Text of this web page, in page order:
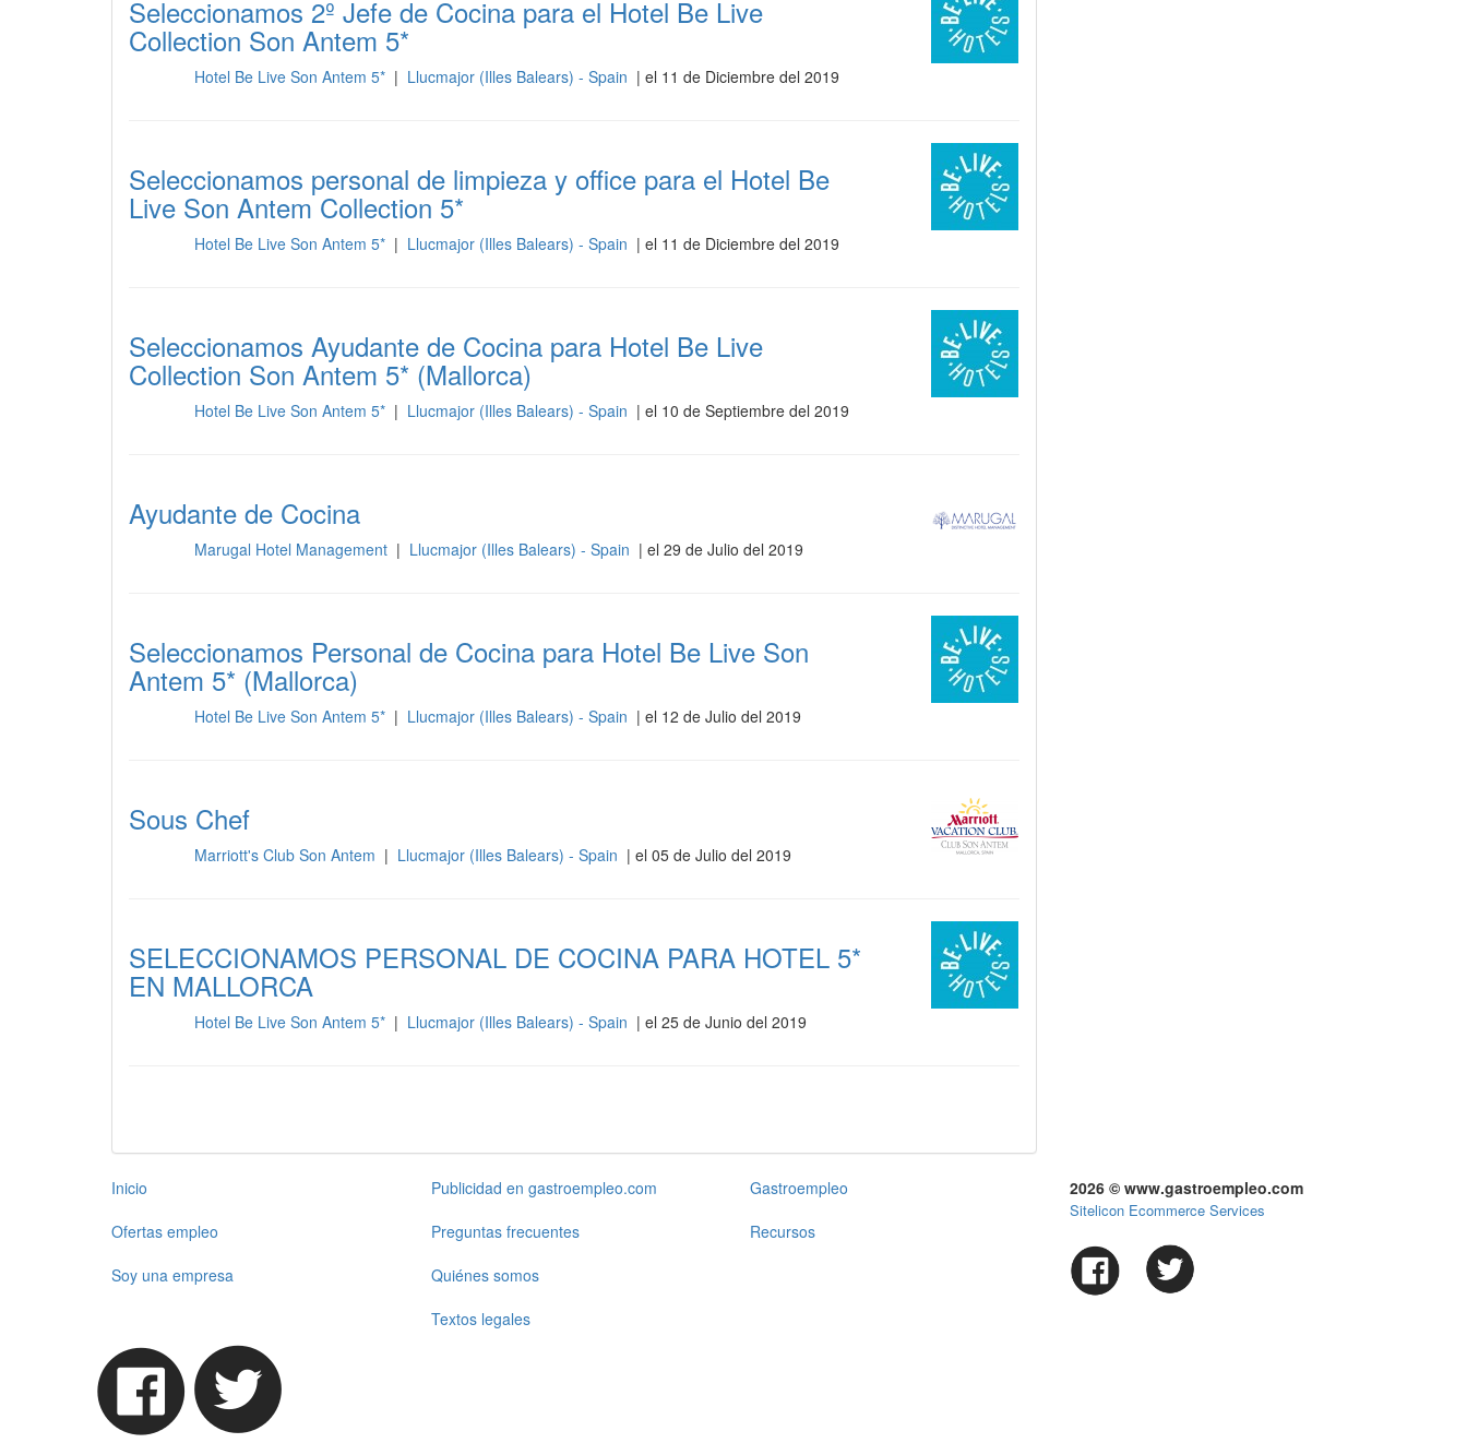
Seleccionamos 2º Jefe de Cocina para el Hotel Be Live
Collection Son Antem 5*
Hotel Be Live Son Antem 5* | Llucmajor (Illes Balears) - Spain | el 11 de Diciembre del 2019
Seleccionamos personal de limpieza y office para el Hotel Be
Live Son Antem Collection 5*
Hotel Be Live Son Antem 5* | Llucmajor (Illes Balears) - Spain | el 11 de Diciembre del 2019
Seleccionamos Ayudante de Cocina para Hotel Be Live
Collection Son Antem 5* (Mallorca)
Hotel Be Live Son Antem 5* | Llucmajor (Illes Balears) - Spain | el 10 de Septiembre del 2019
Ayudante de Cocina
Marugal Hotel Management | Llucmajor (Illes Balears) - Spain | el 29 de Julio del 2019
Seleccionamos Personal de Cocina para Hotel Be Live Son
Antem 5* (Mallorca)
Hotel Be Live Son Antem 5* | Llucmajor (Illes Balears) - Spain | el 12 de Julio del 2019
Sous Chef
Marriott's Club Son Antem | Llucmajor (Illes Balears) - Spain | el 05 de Julio del 2019
SELECCIONAMOS PERSONAL DE COCINA PARA HOTEL 5*
EN MALLORCA
Hotel Be Live Son Antem 5* | Llucmajor (Illes Balears) - Spain | el 25 de Junio del 2019
Inicio
Ofertas empleo
Soy una empresa
Publicidad en gastroempleo.com
Preguntas frecuentes
Quiénes somos
Textos legales
Gastroempleo
Recursos
2026 © www.gastroempleo.com
Sitelicon Ecommerce Services